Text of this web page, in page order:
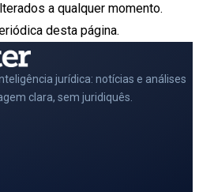
a qualquer momento.
desta página.
jurídica: notícias e análises
clara, sem juridiquês.